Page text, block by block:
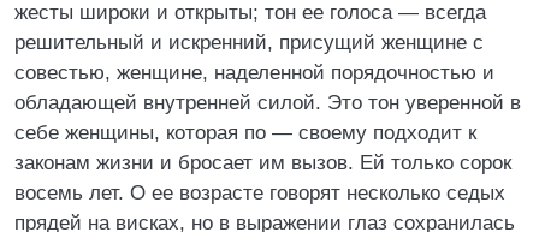
жесты широки и открыты; тон ее голоса — всегда
решительный и искренний, присущий женщине с
совестью, женщине, наделенной порядочностью и
обладающей внутренней силой. Это тон уверенной в
себе женщины, которая по — своему подходит к
законам жизни и бросает им вызов. Ей только сорок
восемь лет. О ее возрасте говорят несколько седых
прядей на висках, но в выражении глаз сохранилась